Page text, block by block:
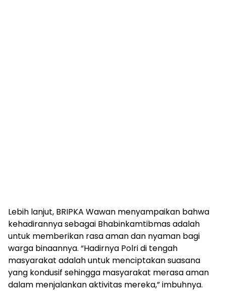
Lebih lanjut, BRIPKA Wawan menyampaikan bahwa
kehadirannya sebagai Bhabinkamtibmas adalah
untuk memberikan rasa aman dan nyaman bagi
warga binaannya. “Hadirnya Polri di tengah
masyarakat adalah untuk menciptakan suasana
yang kondusif sehingga masyarakat merasa aman
dalam menjalankan aktivitas mereka,” imbuhnya.